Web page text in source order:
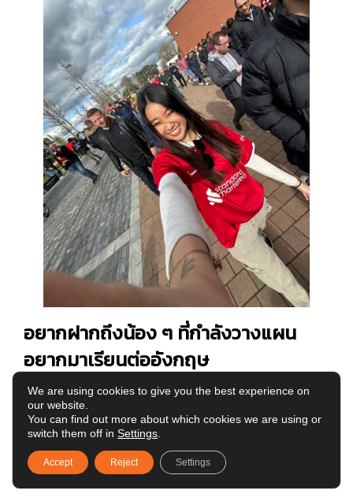
อยากฝากถึงน้อง ๆ ที่กำลังวางแผน
อยากมาเรียนต่ออังกฤษ
Beaut:บิ้วคิดว่าถ้าใครยังลังเลเรื่องมหาวิทยาลัยก็ต้อง
ลองดูว่าตัวเองอยากได้ Criteria ประมาณไหน ไม่ว่าจะทั้ง
เรื่องค่าครองชีพ คอร์ส แล้วก็ความเป็นอยู่ ก็คือคิดว่าเอา
จริง ๆ แล้วหนูคิดว่า Ranking ไม่ได้สำคัญเท่าความเป็น
อยู่ขนาดนั้น เลยอยากแนะนำตรงนั้นมากกว่าค่ะ
We are using cookies to give you the best experience on
our website.
You can find out more about which cookies we are using or
switch them off in Settings
Accept Reject Settings